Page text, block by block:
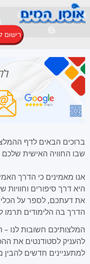
ברוכים הבאים לדף
שבו החוויה האישית
אנו מאמינים כי הדרך
היא דרך סיפורים וחוויות
את דעתכם, לספר על
הדרך בה הלימודים תרמו
המלצותיכם חשובות לנו –
להעניק לסטודנטים את
למתעניינים חדשים